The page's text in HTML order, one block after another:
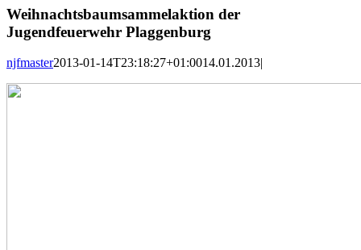
Weihnachtsbaumsammelaktion der
Jugendfeuerwehr Plaggenburg
njfmaster2013-01-14T23:18:27+01:0014.01.2013|